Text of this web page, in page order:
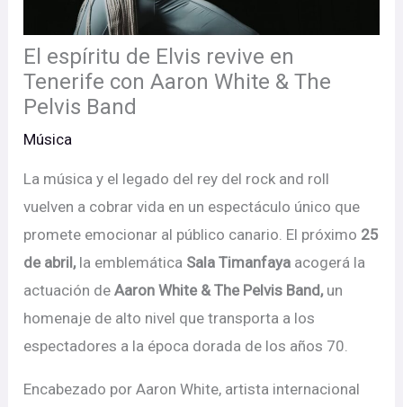
El espíritu de Elvis revive en
Tenerife con Aaron White & The
Pelvis Band
Música
La música y el legado del rey del rock and roll
vuelven a cobrar vida en un espectáculo único que
promete emocionar al público canario. El próximo 25
de abril,la emblemática Sala Timanfaya acogerá la
actuación deAaron White & The Pelvis Band,un
homenaje de alto nivel que transporta a los
espectadores a la época dorada de los años 70.
Encabezado por Aaron White, artista internacional